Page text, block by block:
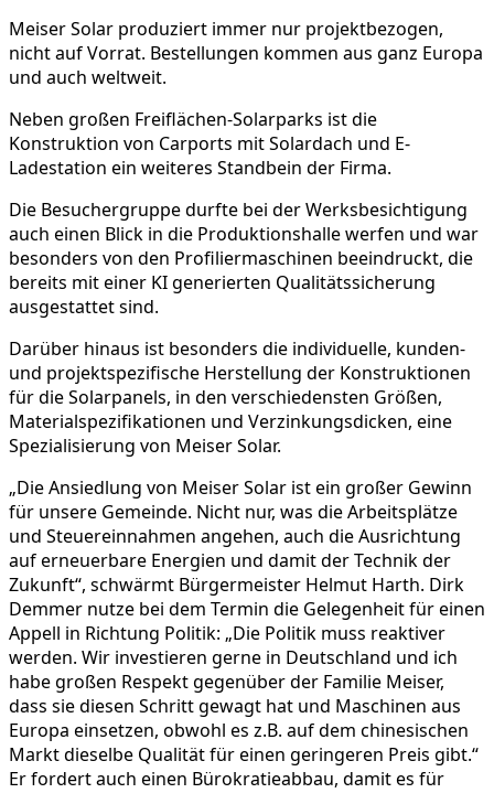
Meiser Solar produziert immer nur projektbezogen,
nicht auf Vorrat. Bestellungen kommen aus ganz Europa
und auch weltweit.
Neben großen Freiflächen-Solarparks ist die
Konstruktion von Carports mit Solardach und E-
Ladestation ein weiteres Standbein der Firma.
Die Besuchergruppe durfte bei der Werksbesichtigung
auch einen Blick in die Produktionshalle werfen und war
besonders von den Profiliermaschinen beeindruckt, die
bereits mit einer KI generierten Qualitätssicherung
ausgestattet sind.
Darüber hinaus ist besonders die individuelle, kunden-
und projektspezifische Herstellung der Konstruktionen
für die Solarpanels, in den verschiedensten Größen,
Materialspezifikationen und Verzinkungsdicken, eine
Spezialisierung von Meiser Solar.
„Die Ansiedlung von Meiser Solar ist ein großer Gewinn
für unsere Gemeinde. Nicht nur, was die Arbeitsplätze
und Steuereinnahmen angehen, auch die Ausrichtung
auf erneuerbare Energien und damit der Technik der
Zukunft“, schwärmt Bürgermeister Helmut Harth. Dirk
Demmer nutze bei dem Termin die Gelegenheit für einen
Appell in Richtung Politik: „Die Politik muss reaktiver
werden. Wir investieren gerne in Deutschland und ich
habe großen Respekt gegenüber der Familie Meiser,
dass sie diesen Schritt gewagt hat und Maschinen aus
Europa einsetzen, obwohl es z.B. auf dem chinesischen
Markt dieselbe Qualität für einen geringeren Preis gibt.“
Er fordert auch einen Bürokratieabbau, damit es für